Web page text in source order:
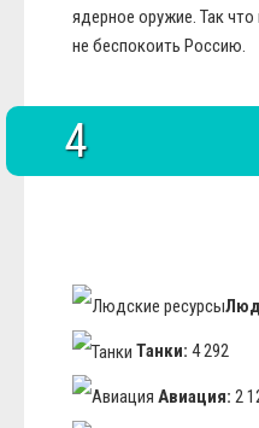
ядерное оружие. Так
не беспокоить Россию.
4
Танки: 4 292
Авиация: 2